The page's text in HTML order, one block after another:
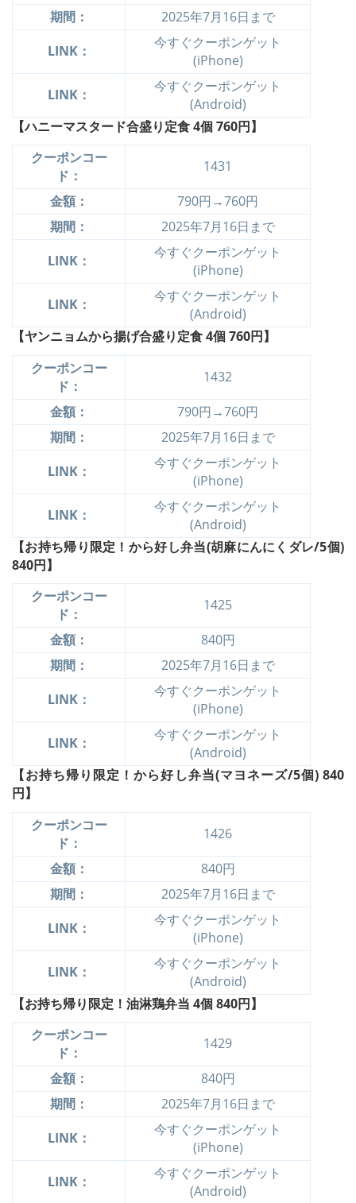
期間：
2025年7月16日まで
LINK：
今すぐクーポンゲット
(iPhone)
LINK：
今すぐクーポンゲット
(Android)
【ハニーマスタード合盛り定食 4個 760円】
クーポンコー
ド：
1431
金額：
790円→760円
期間：
2025年7月16日まで
LINK：
今すぐクーポンゲット
(iPhone)
LINK：
今すぐクーポンゲット
(Android)
【ヤンニョムから揚げ合盛り定食 4個 760円】
クーポンコー
ド：
1432
金額：
790円→760円
期間：
2025年7月16日まで
LINK：
今すぐクーポンゲット
(iPhone)
LINK：
今すぐクーポンゲット
(Android)
【お持ち帰り限定！から好し弁当(胡麻にんにくダレ/5個)
840円】
クーポンコー
ド：
1425
金額：
840円
期間：
2025年7月16日まで
LINK：
今すぐクーポンゲット
(iPhone)
LINK：
今すぐクーポンゲット
(Android)
【お持ち帰り限定！から好し弁当(マヨネーズ/5個) 840
円】
クーポンコー
ド：
1426
金額：
840円
期間：
2025年7月16日まで
LINK：
今すぐクーポンゲット
(iPhone)
LINK：
今すぐクーポンゲット
(Android)
【お持ち帰り限定！油淋鶏弁当 4個 840円】
クーポンコー
ド：
1429
金額：
840円
期間：
2025年7月16日まで
LINK：
今すぐクーポンゲット
(iPhone)
LINK：
今すぐクーポンゲット
(Android)